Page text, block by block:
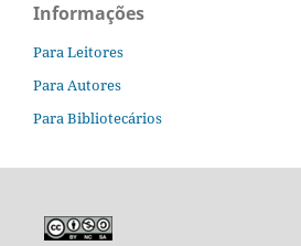
Informações
Para Leitores
Para Autores
Para Bibliotecários